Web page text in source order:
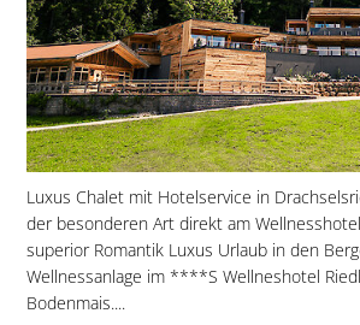
Luxus Chalet mit Hotelservice in
der besonderen Art direkt am
superior Romantik Luxus Urlaub in den
Wellnessanlage im ****S Wellneshotel
Bodenmais....